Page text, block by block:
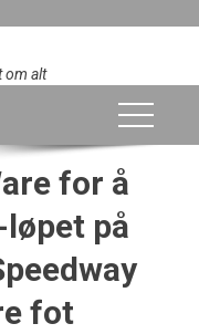
om alt
for å
løpet på
fot